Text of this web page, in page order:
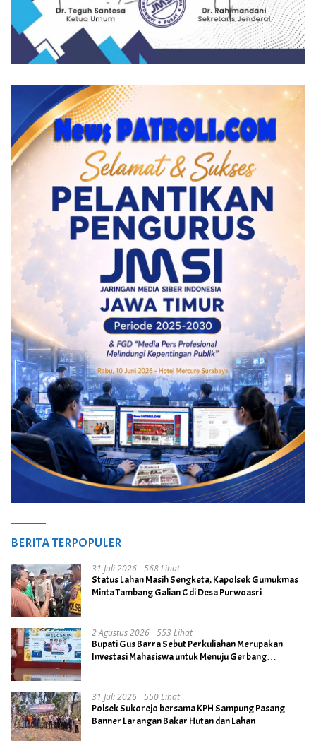
BERITA TERPOPULER
31 Juli 2026 568 Lihat
Status Lahan Masih Sengketa, Kapolsek Gumukmas
Minta Tambang Galian C di Desa Purwoasri
2 Agustus 2026 553 Lihat
Bupati Gus Barra Sebut Perkuliahan Merupakan
Investasi Mahasiswa untuk Menuju Gerbang
31 Juli 2026 550 Lihat
Polsek Sukorejo bersama KPH Sampung Pasang
Banner Larangan Bakar Hutan dan Lahan